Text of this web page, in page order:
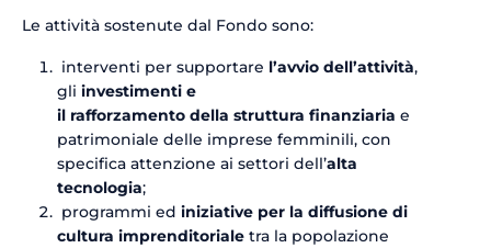
Le attività sostenute dal Fondo sono:
interventi per supportare l’avvio dell’attività,
gli investimenti e
il rafforzamento della struttura finanziaria e
patrimoniale delle imprese femminili, con
specifica attenzione ai settori dell’alta
tecnologia;
programmi ed iniziative per la diffusione di
cultura imprenditoriale tra la popolazione